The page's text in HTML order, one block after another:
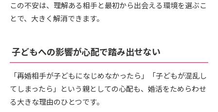
この不安は、理解ある相手と最初から出会える環境を選ぶこ
とで、大きく解消できます。
子どもへの影響が心配で踏み出せない
「再婚相手が子どもになじめなかったら」「子どもが混乱し
てしまったら」という親としての心配も、婚活をためらわせ
る大きな理由のひとつです。